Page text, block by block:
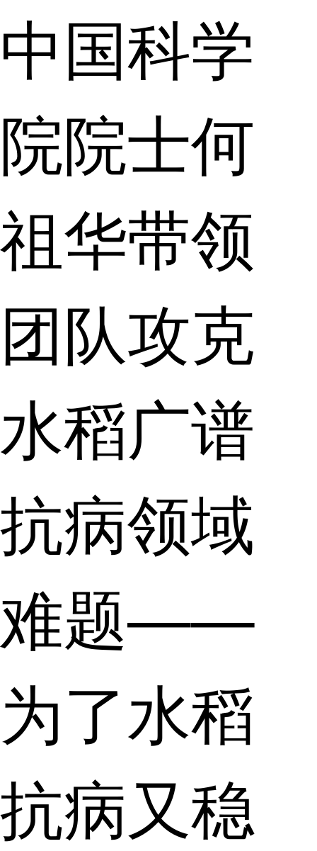
中国科学
院院士何
祖华带领
团队攻克
水稻广谱
抗病领域
难题——
为了水稻
抗病又稳